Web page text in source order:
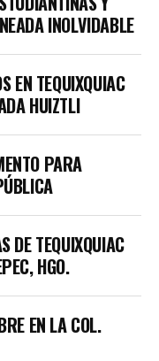
INOLVIDABLE
EN TEQUIXQUIAC
HUIZTLI
PARA
DE TEQUIXQUIAC
HGO.
EN LA COL.